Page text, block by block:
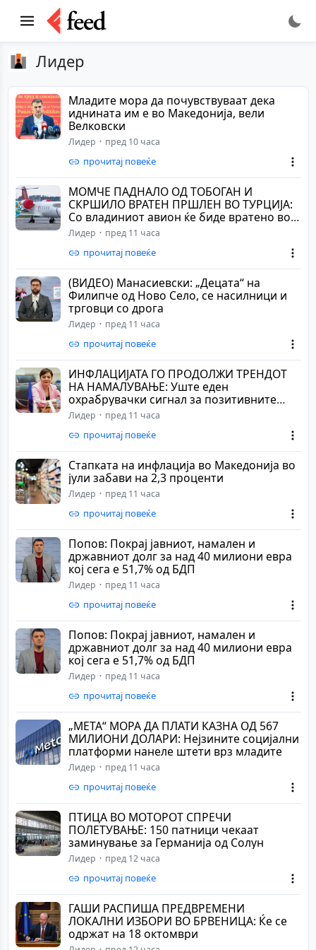
Лидер
Младите мора да почувствуваат дека
иднината им е во Македонија, вели
Велковски
Лидер пред 10 часа
прочитај повеќе
МОМЧЕ ПАДНАЛО ОД ТОБОГАН И
СКРШИЛО ВРАТЕН ПРШЛЕН ВО ТУРЦИЈА:
Со владиниот авион ќе биде вратено во
Македонија
Лидер пред 11 часа
прочитај повеќе
(ВИДЕО) Манасиевски: „Децата“ на
Филипче од Ново Село, се насилници и
трговци со дрога
Лидер пред 11 часа
прочитај повеќе
ИНФЛАЦИЈАТА ГО ПРОДОЛЖИ ТРЕНДОТ
НА НАМАЛУВАЊЕ: Уште еден
охрабрувачки сигнал за позитивните
движења во економијата, и...
Лидер пред 11 часа
прочитај повеќе
Стапката на инфлација во Македонија во
јули забави на 2,3 проценти
Лидер пред 11 часа
прочитај повеќе
Попов: Покрај јавниот, намален и
државниот долг за над 40 милиони евра
кој сега е 51,7% од БДП
Лидер пред 11 часа
прочитај повеќе
Попов: Покрај јавниот, намален и
државниот долг за над 40 милиони евра
кој сега е 51,7% од БДП
Лидер пред 11 часа
прочитај повеќе
„МЕТА“ МОРА ДА ПЛАТИ КАЗНА ОД 567
МИЛИОНИ ДОЛАРИ: Нејзините социјални
платформи нанеле штети врз младите
Лидер пред 11 часа
прочитај повеќе
ПТИЦА ВО МОТОРОТ СПРЕЧИ
ПОЛЕТУВАЊЕ: 150 патници чекаат
заминување за Германија од Солун
Лидер пред 12 часа
прочитај повеќе
ГАШИ РАСПИША ПРЕДВРЕМЕНИ
ЛОКАЛНИ ИЗБОРИ ВО БРВЕНИЦА: Ќе се
одржат на 18 октомври